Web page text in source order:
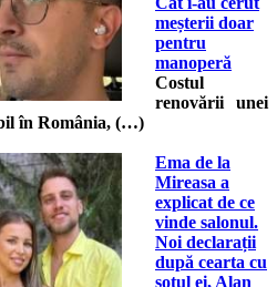
meșterii doar
pentru
manoperă
Costul
renovării unei
în România, (…)
Ema de la
Mireasa a
explicat de ce
vinde salonul.
Noi declarații
după cearta cu
soțul ei, Alan